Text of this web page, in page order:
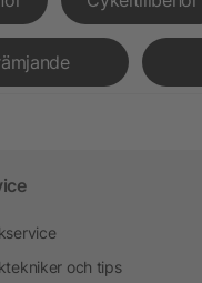
och tips